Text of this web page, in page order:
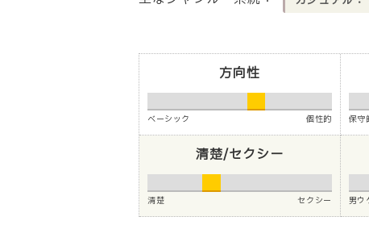
方向性
ベーシック 個性的 保守
清楚/セクシー
清楚 セクシー 男ウ